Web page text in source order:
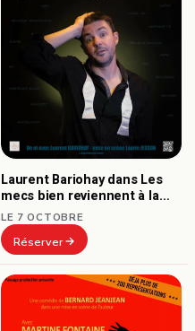
Laurent Bariohay dans Les
mecs bien reviennent à la
mode
LE 7 OCTOBRE
Réserver